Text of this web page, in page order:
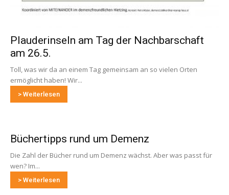
Plauderinseln am Tag der Nachbarschaft
am 26.5.
Toll, was wir da an einem Tag gemeinsam an so vielen Orten
ermöglicht haben! Wir...
> Weiterlesen
Büchertipps rund um Demenz
Die Zahl der Bücher rund um Demenz wächst. Aber was passt für
wen? Im...
> Weiterlesen